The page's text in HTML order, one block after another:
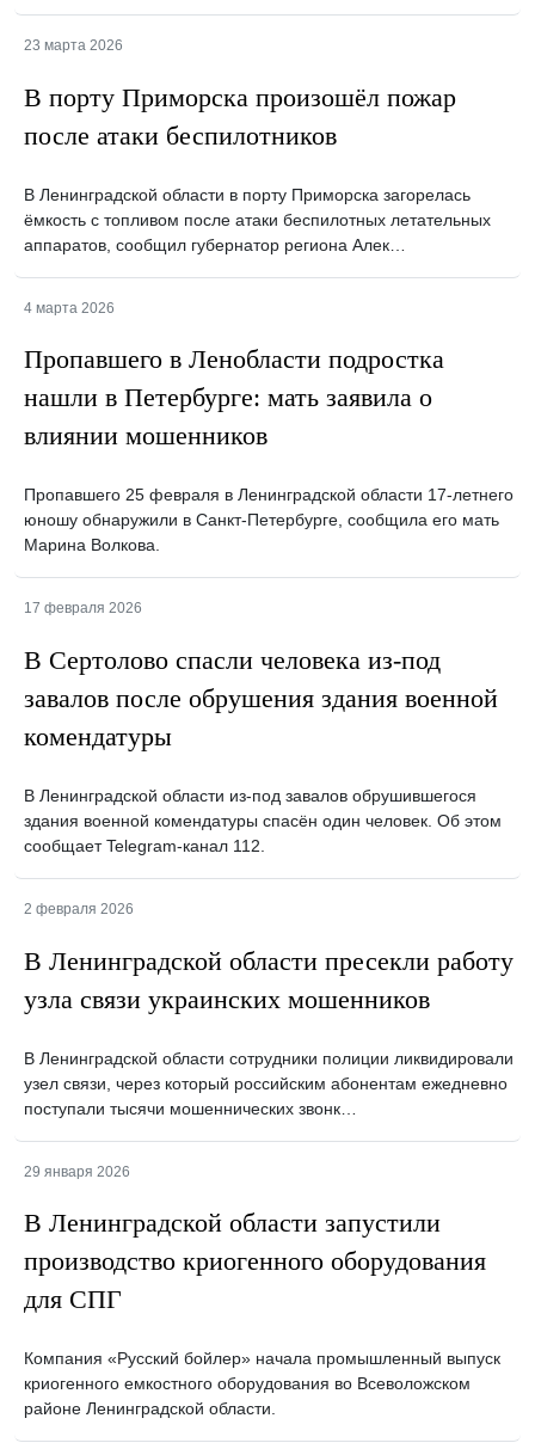
23 марта 2026
В порту Приморска произошёл пожар
после атаки беспилотников
В Ленинградской области в порту Приморска загорелась
ёмкость с топливом после атаки беспилотных летательных
аппаратов, сообщил губернатор региона Алек…
4 марта 2026
Пропавшего в Ленобласти подростка
нашли в Петербурге: мать заявила о
влиянии мошенников
Пропавшего 25 февраля в Ленинградской области 17-летнего
юношу обнаружили в Санкт-Петербурге, сообщила его мать
Марина Волкова.
17 февраля 2026
В Сертолово спасли человека из-под
завалов после обрушения здания военной
комендатуры
В Ленинградской области из-под завалов обрушившегося
здания военной комендатуры спасён один человек. Об этом
сообщает Telegram-канал 112.
2 февраля 2026
В Ленинградской области пресекли работу
узла связи украинских мошенников
В Ленинградской области сотрудники полиции ликвидировали
узел связи, через который российским абонентам ежедневно
поступали тысячи мошеннических звонк…
29 января 2026
В Ленинградской области запустили
производство криогенного оборудования
для СПГ
Компания «Русский бойлер» начала промышленный выпуск
криогенного емкостного оборудования во Всеволожском
районе Ленинградской области.